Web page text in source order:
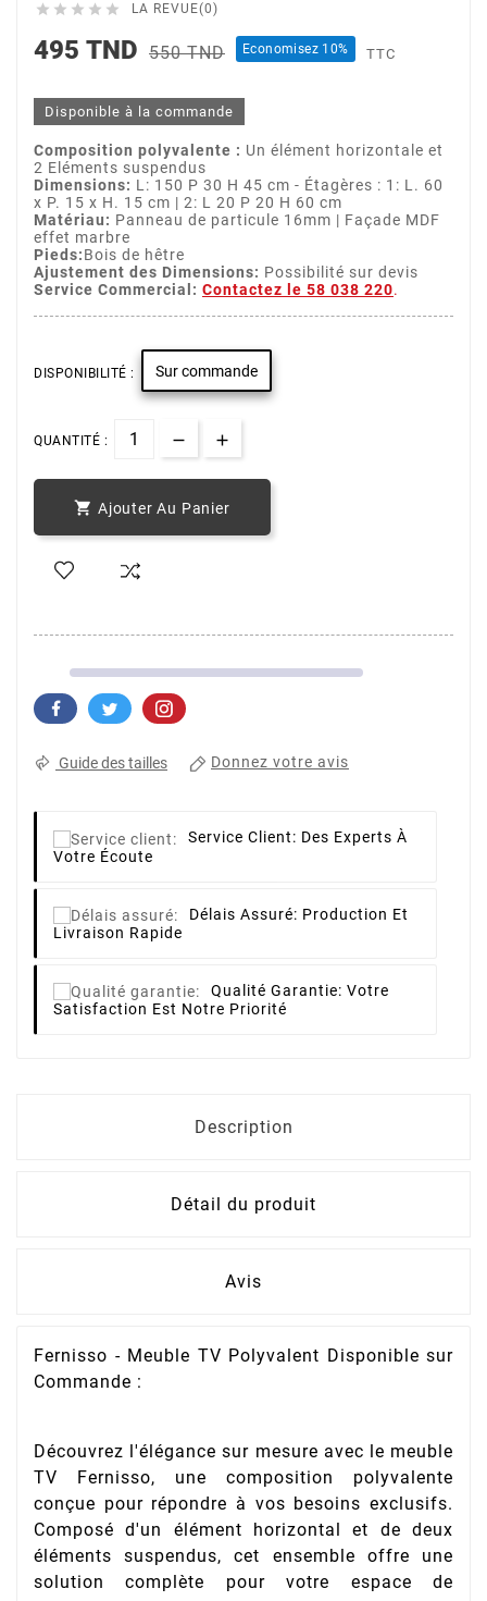
     LA REVUE(0)
495 TND 550 TND Economisez 10% TTC
Disponible à la commande
Composition polyvalente : Un élément horizontale et
2 Eléments suspendus
Dimensions: L: 150 P 30 H 45 cm - Étagères : 1: L. 60
x P. 15 x H. 15 cm | 2: L 20 P 20 H 60 cm
Matériau: Panneau de particule 16mm | Façade MDF
effet marbre
Pieds:Bois de hêtre
Ajustement des Dimensions: Possibilité sur devis
Service Commercial: Contactez le 58 038 220.
DISPONIBILITÉ : Sur commande
QUANTITÉ :
 Ajouter Au Panier
Guide des tailles Donnez votre avis
Service Client: Des Experts À
Votre Écoute
Délais Assuré: Production Et
Livraison Rapide
Qualité Garantie: Votre
Satisfaction Est Notre Priorité
Description
Détail du produit
Avis
Fernisso - Meuble TV Polyvalent Disponible sur
Commande :
Découvrez l'élégance sur mesure avec le meuble
TV Fernisso, une composition polyvalente
conçue pour répondre à vos besoins exclusifs.
Composé d'un élément horizontal et de deux
éléments suspendus, cet ensemble offre une
solution complète pour votre espace de